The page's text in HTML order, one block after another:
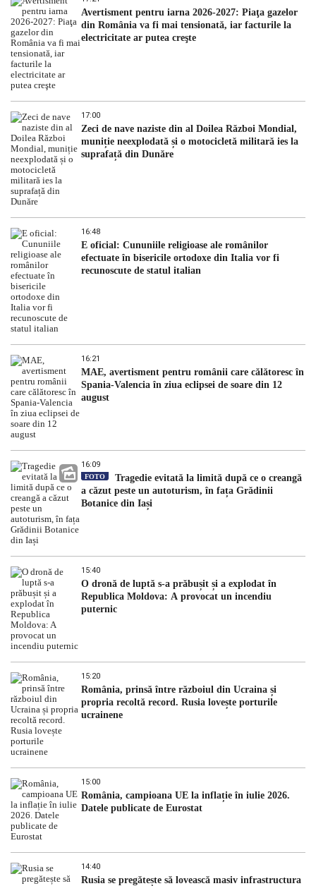
Avertisment pentru iarna 2026-2027: Piaţa gazelor
din România va fi mai tensionată, iar facturile la
electricitate ar putea creşte
17:00
Zeci de nave naziste din al Doilea Război Mondial,
muniție neexplodată și o motocicletă militară ies la
suprafață din Dunăre
16:48
E oficial: Cununiile religioase ale românilor
efectuate în bisericile ortodoxe din Italia vor fi
recunoscute de statul italian
16:21
MAE, avertisment pentru românii care călătoresc în
Spania-Valencia în ziua eclipsei de soare din 12
august
16:09
FOTO
Tragedie evitată la limită după ce o creangă
a căzut peste un autoturism, în fața Grădinii
Botanice din Iași
15:40
O dronă de luptă s-a prăbușit și a explodat în
Republica Moldova: A provocat un incendiu
puternic
15:20
România, prinsă între războiul din Ucraina și
propria recoltă record. Rusia lovește porturile
ucrainene
15:00
România, campioana UE la inflație în iulie 2026.
Datele publicate de Eurostat
14:40
Rusia se pregătește să lovească masiv infrastructura